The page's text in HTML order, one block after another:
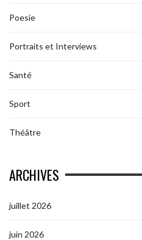
Poesie
Portraits et Interviews
Santé
Sport
Théâtre
ARCHIVES
juillet 2026
juin 2026